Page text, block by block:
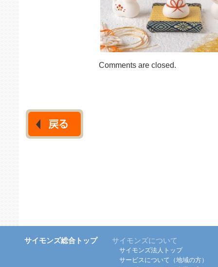
Comments are closed.
サイモンズ総合トップ サイモンズについて
サイモンズ法人トップ
サービスについて（地域の方）